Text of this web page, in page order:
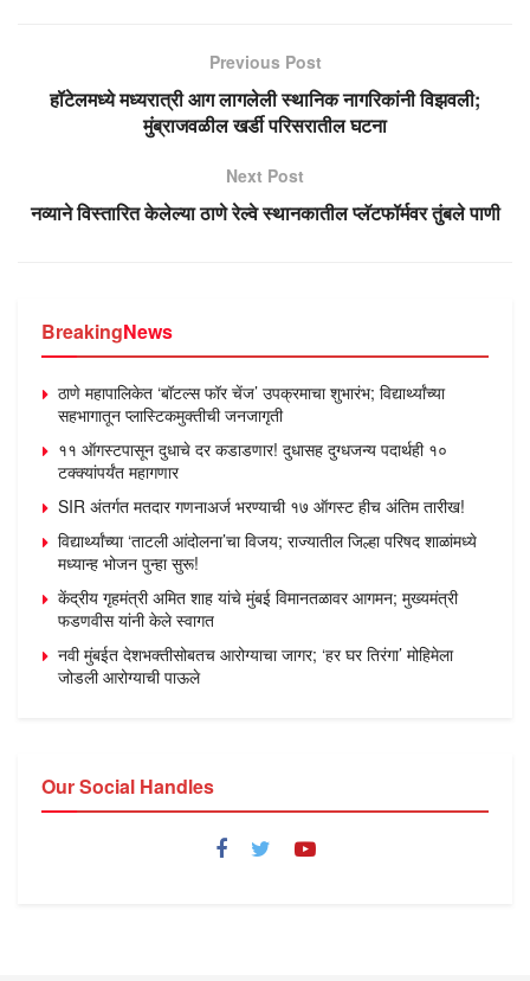
Previous Post
हॉटेलमध्ये मध्यरात्री आग लागलेली स्थानिक नागरिकांनी विझवली;
मुंब्राजवळील खर्डी परिसरातील घटना
Next Post
नव्याने विस्तारित केलेल्या ठाणे रेल्वे स्थानकातील प्लॅटफॉर्मवर तुंबले पाणी
BreakingNews
ठाणे महापालिकेत ‘बॉटल्स फॉर चेंज’ उपक्रमाचा शुभारंभ; विद्यार्थ्यांच्या
सहभागातून प्लास्टिकमुक्तीची जनजागृती
११ ऑगस्टपासून दुधाचे दर कडाडणार! दुधासह दुग्धजन्य पदार्थही १०
टक्क्यांपर्यंत महागणार
SIR अंतर्गत मतदार गणनाअर्ज भरण्याची १७ ऑगस्ट हीच अंतिम तारीख!
विद्यार्थ्यांच्या ‘ताटली आंदोलना’चा विजय; राज्यातील जिल्हा परिषद शाळांमध्ये
मध्यान्ह भोजन पुन्हा सुरू!
केंद्रीय गृहमंत्री अमित शाह यांचे मुंबई विमानतळावर आगमन; मुख्यमंत्री
फडणवीस यांनी केले स्वागत
नवी मुंबईत देशभक्तीसोबतच आरोग्याचा जागर; ‘हर घर तिरंगा’ मोहिमेला
जोडली आरोग्याची पाऊले
Our Social Handles